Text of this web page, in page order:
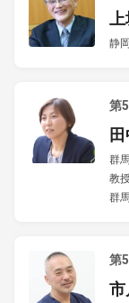
静
第
群
教
群
第
市